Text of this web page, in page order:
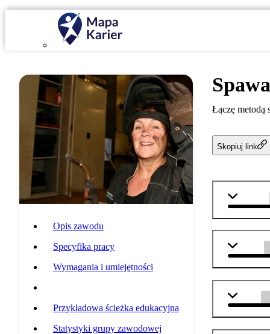
Opis zawodu
Specyfika pracy
Wymagania i umiejętności
Przykładowa ścieżka edukacyjna
Statystyki grupy zawodowej
Łączę metodą
Skopiuj link